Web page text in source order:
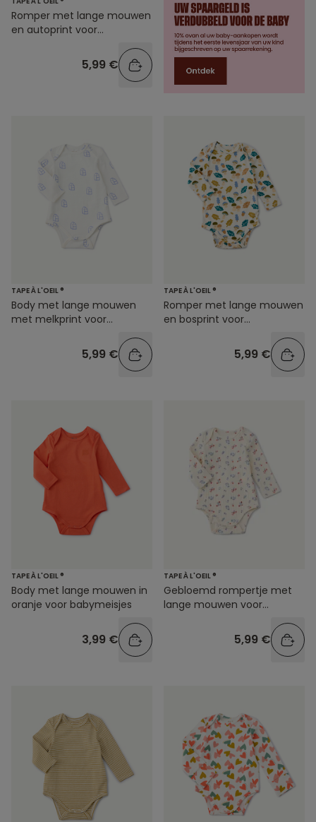
Romper met lange mouwen
en autoprint voor
5,99 €
TAPE À L'OEIL ®
Body met lange mouwen
met melkprint voor
5,99 €
TAPE À L'OEIL ®
Romper met lange mouwen
en bosprint voor
5,99 €
TAPE À L'OEIL ®
Body met lange mouwen in
oranje voor babymeisjes
3,99 €
TAPE À L'OEIL ®
Gebloemd rompertje met
lange mouwen voor
5,99 €